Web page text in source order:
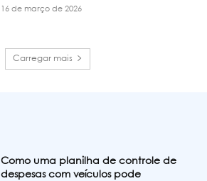
16 de março de 2026
Carregar mais
Como uma planilha de controle de
despesas com veículos pode